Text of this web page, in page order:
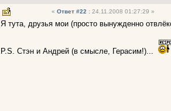
« Ответ #22 : 24.11.2008 01:27:29 »
Я тута, друзья мои (просто вынужденно
P.S. Стэн и Андрей (в смысле, Герасим!)...